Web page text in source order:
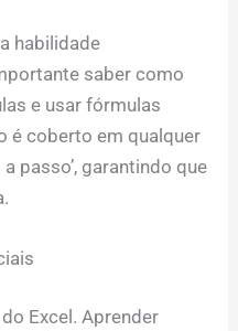
habilidade
saber como
e usar fórmulas
é coberto em qualquer
passo’, garantindo que
Excel. Aprender